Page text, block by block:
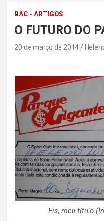
BAC - ARTIGOS
O FUTURO DO
20 de março de 2014
Eis, meu título